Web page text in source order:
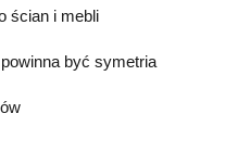
ścian i mebli
być symetria